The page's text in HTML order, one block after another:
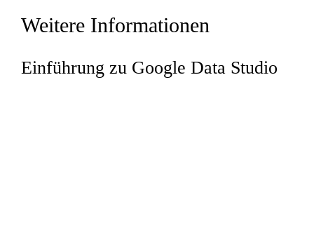
Weitere Informationen
Einführung zu Google Data Studio